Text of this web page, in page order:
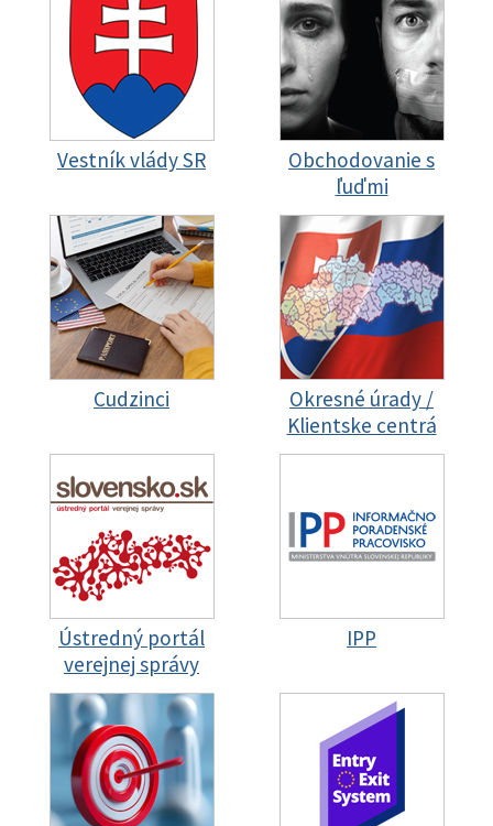
Vestník vlády SR
Obchodovanie s
ľuďmi
Cudzinci
Okresné úrady /
Klientske centrá
Ústredný portál
verejnej správy
IPP